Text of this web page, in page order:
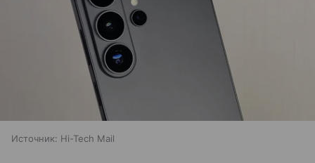
Источник: Hi-Tech Mail